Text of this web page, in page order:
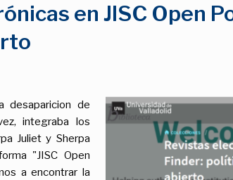
en JISC Open
desaparicion de
integraba los
Juliet y Sherpa
"JISC Open
a encontrar la